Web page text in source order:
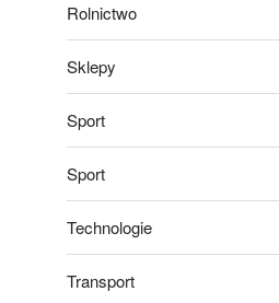
Rolnictwo
Sklepy
Sport
Sport
Technologie
Transport